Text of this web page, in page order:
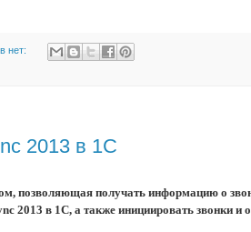
нет:
2013 в 1С
позволяющая получать информацию о
2013 в 1С, а также инициировать звонки и